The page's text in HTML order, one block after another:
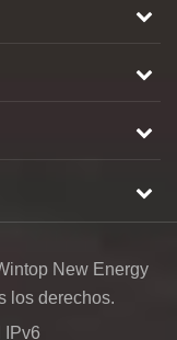
New Energy
los derechos.
IPv6